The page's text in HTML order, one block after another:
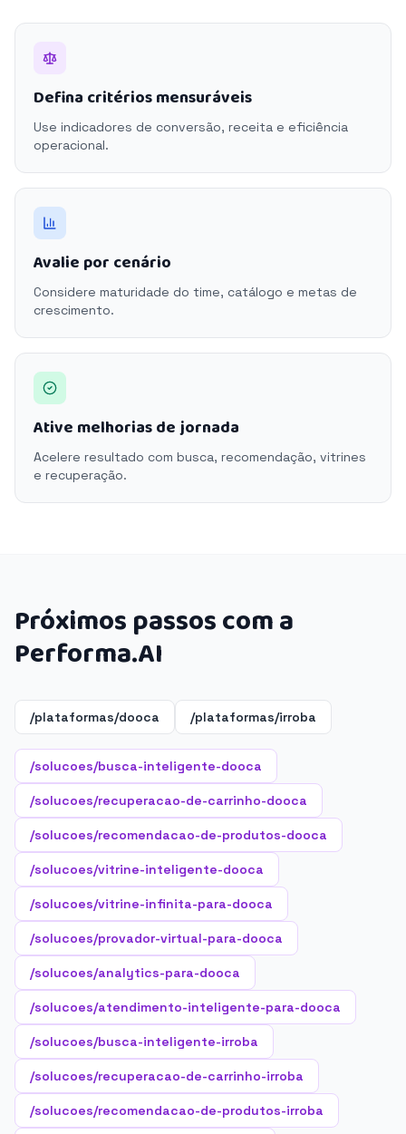
Defina critérios mensuráveis
Use indicadores de conversão, receita e eficiência
operacional.
Avalie por cenário
Considere maturidade do time, catálogo e metas de
crescimento.
Ative melhorias de jornada
Acelere resultado com busca, recomendação, vitrines
e recuperação.
Próximos passos com a
Performa.AI
/plataformas/dooca /plataformas/irroba
/solucoes/busca-inteligente-dooca
/solucoes/recuperacao-de-carrinho-dooca
/solucoes/recomendacao-de-produtos-dooca
/solucoes/vitrine-inteligente-dooca
/solucoes/vitrine-infinita-para-dooca
/solucoes/provador-virtual-para-dooca
/solucoes/analytics-para-dooca
/solucoes/atendimento-inteligente-para-dooca
/solucoes/busca-inteligente-irroba
/solucoes/recuperacao-de-carrinho-irroba
/solucoes/recomendacao-de-produtos-irroba